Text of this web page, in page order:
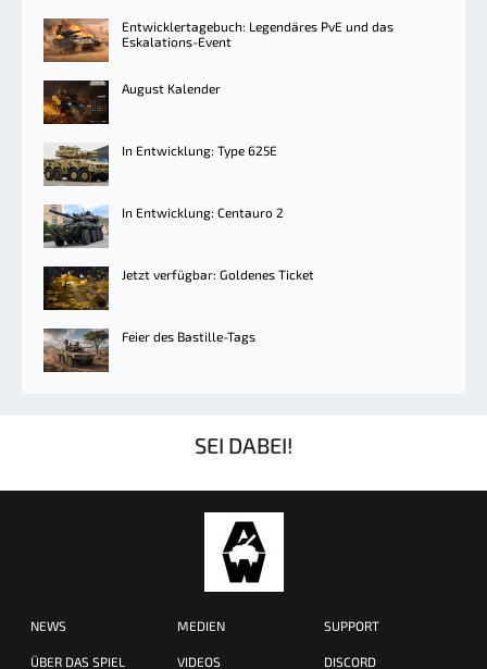
Entwicklertagebuch: Legendäres PvE und das
Eskalations-Event
August Kalender
In Entwicklung: Type 625E
In Entwicklung: Centauro 2
Jetzt verfügbar: Goldenes Ticket
Feier des Bastille-Tags
SEI DABEI!
NEWS
ÜBER DAS SPIEL
MEDIEN
VIDEOS
SUPPORT
DISCORD